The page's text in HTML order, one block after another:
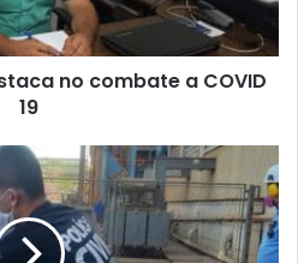
no combate a COVID
19